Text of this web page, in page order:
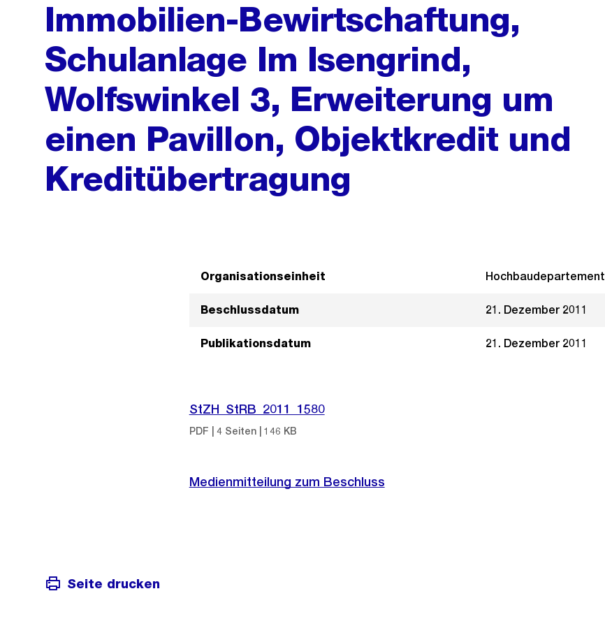
Immobilien-Bewirtschaftung,
Schulanlage Im Isengrind,
Wolfswinkel 3, Erweiterung um
einen Pavillon, Objektkredit und
Kreditübertragung
Organisationseinheit Hochbaudepartement
Beschlussdatum 21. Dezember 2011
Publikationsdatum 21. Dezember 2011
StZH_StRB_2011_1580
PDF | 4 Seiten | 146 KB
Medienmitteilung zum Beschluss
Seite drucken